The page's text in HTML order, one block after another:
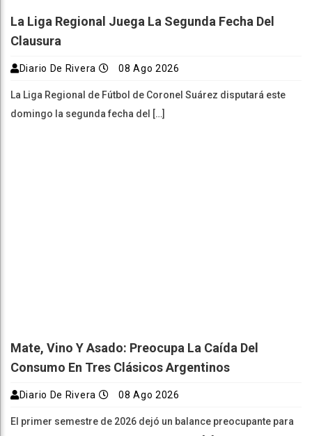
La Liga Regional Juega La Segunda Fecha Del
Clausura
Diario De Rivera 08 Ago 2026
La Liga Regional de Fútbol de Coronel Suárez disputará este
domingo la segunda fecha del […]
Mate, Vino Y Asado: Preocupa La Caída Del
Consumo En Tres Clásicos Argentinos
Diario De Rivera 08 Ago 2026
El primer semestre de 2026 dejó un balance preocupante para